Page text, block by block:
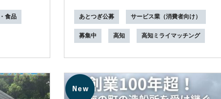
食品
能！ ...
あとつぎ公募 サービス業（消費者向け）
募集中 高知 高知ミライマッチング